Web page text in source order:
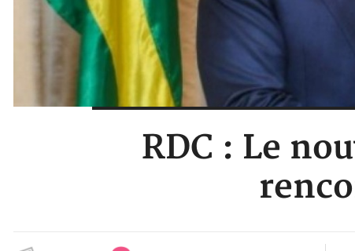
RDC : Le